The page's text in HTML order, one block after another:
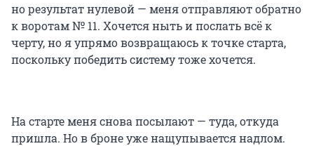
но результат нулевой — меня отправляют обратно
к воротам № 11. Хочется ныть и послать всё к
черту, но я упрямо возвращаюсь к точке старта,
поскольку победить систему тоже хочется.
На старте меня снова посылают — туда, откуда
пришла. Но в броне уже нащупывается надлом.